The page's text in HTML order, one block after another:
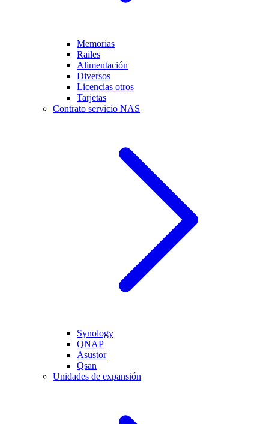
Memorias
Railes
Alimentación
Diversos
Licencias otros
Tarjetas
Contrato servicio NAS
Synology
QNAP
Asustor
Qsan
Unidades de expansión